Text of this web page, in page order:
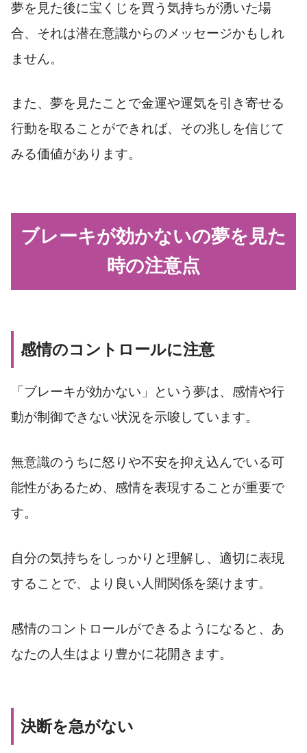
夢を見た後に宝くじを買う気持ちが湧いた場
合、それは潜在意識からのメッセージかもしれ
ません。
また、夢を見たことで金運や運気を引き寄せる
行動を取ることができれば、その兆しを信じて
みる価値があります。
ブレーキが効かないの夢を見た
時の注意点
感情のコントロールに注意
「ブレーキが効かない」という夢は、感情や行
動が制御できない状況を示唆しています。
無意識のうちに怒りや不安を抑え込んでいる可
能性があるため、感情を表現することが重要で
す。
自分の気持ちをしっかりと理解し、適切に表現
することで、より良い人間関係を築けます。
感情のコントロールができるようになると、あ
なたの人生はより豊かに花開きます。
決断を急がない